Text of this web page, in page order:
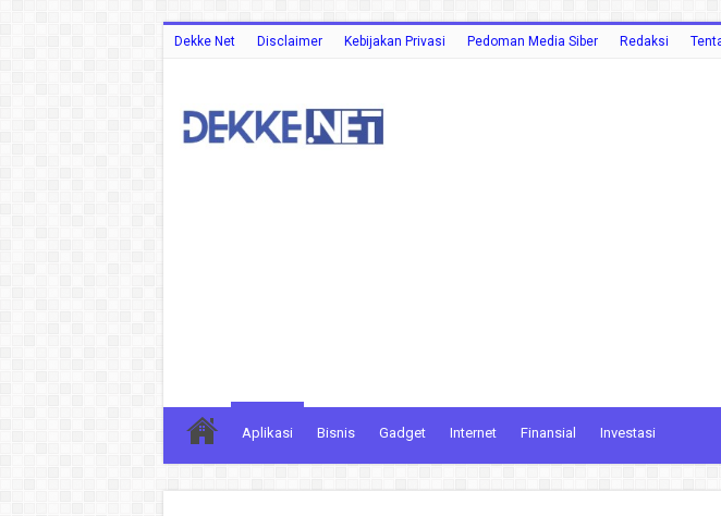
Dekke Net Disclaimer Kebijakan Privasi Pedoman Media Siber Redaksi
Aplikasi Bisnis Gadget Internet Finansial Investasi